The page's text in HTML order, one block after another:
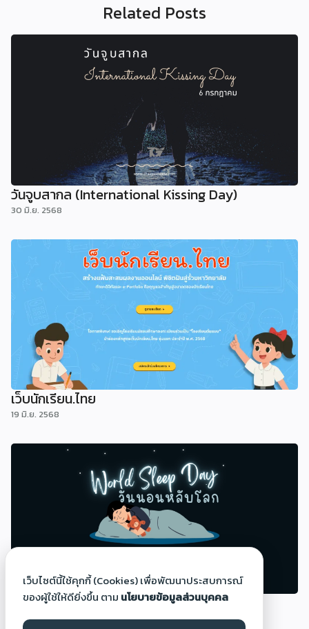
Related Posts
วันจูบสากล (International Kissing Day)
30 มิ.ย. 2568
เว็บนักเรียน.ไทย
19 มิ.ย. 2568
วันนอนหลับโลก (World Sleep Day)
14 มี.ค. 2568
เว็บไซต์นี้ใช้คุกกี้ (Cookies) เพื่อพัฒนาประสบการณ์
ของผู้ใช้ให้ดียิ่งขึ้น ตาม นโยบายข้อมูลส่วนบุคคล